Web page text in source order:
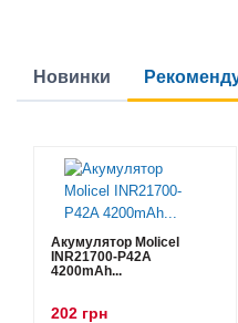
Новинки
Акумулятор Molicel
INR21700-P42A
4200mAh...
202 грн